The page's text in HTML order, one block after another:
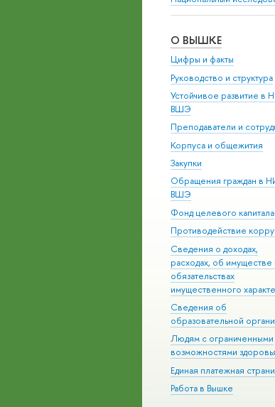
О ВЫШКЕ
Цифры и факты
Руководство и структура
Устойчивое развитие в
ВШЭ
Преподаватели и
Корпуса и общежития
Закупки
Обращения граждан в
ВШЭ
Фонд целевого капитала
Противодействие
Сведения о доходах,
расходах, об имуществе
обязательствах
имущественного
Сведения об
образовательной
Людям с ограниченными
возможностями
Единая платежная
Работа в Вышке